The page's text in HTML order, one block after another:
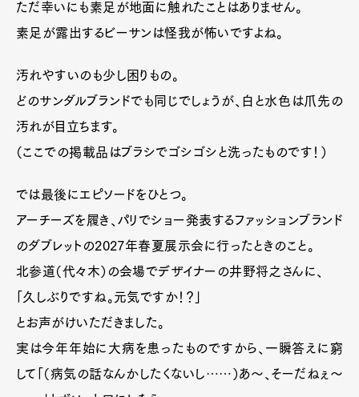
ただ幸いにも素足が地面に触れたことはありません。
素足が露出するビーサンは怪我が怖いですよね。
汚れやすいのも少し困りもの。
どのサンダルブランドでも同じでしょうが、白と水色は爪先の
汚れが目立ちます。
（ここでの掲載品はブラシでゴシゴシと洗ったものです！）
では最後にエピソードをひとつ。
アーチーズを履き、パリでショー発表するファッションブランド
のダブレットの2027年春夏展示会に行ったときのこと。
北参道（代々木）の会場でデザイナーの井野将之さんに、
「久しぶりですね。元気ですか！？」
とお声がけいただきました。
実は今年年始に大病を患ったものですから、一瞬答えに窮
して「（病気の話なんかしたくないし……）あ〜、そーだねぇ〜